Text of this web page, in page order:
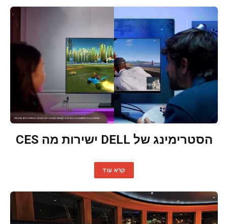
הסטרימינג של DELL ישירות מה CES
קרא עוד